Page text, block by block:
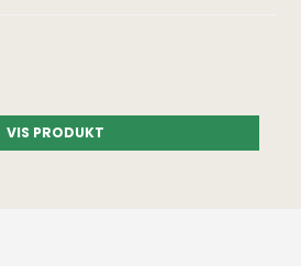
VIS PRODUKT